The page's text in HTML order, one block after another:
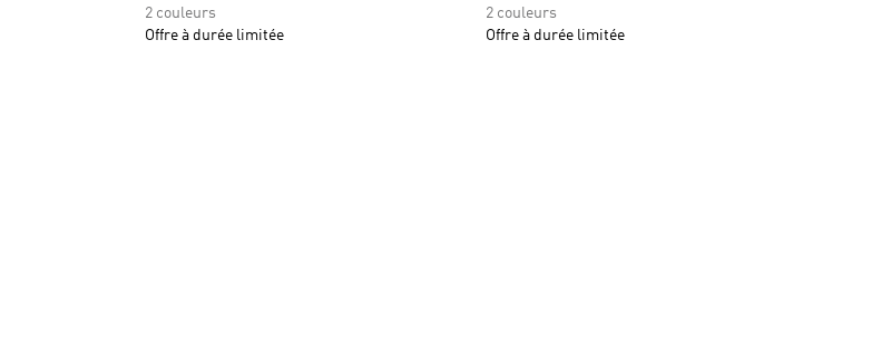
2 couleurs
Offre à durée limitée
2 couleurs
Offre à durée limitée